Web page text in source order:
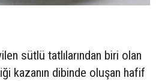
sütlü tatlılarından biri olan
kazanın dibinde oluşan hafif